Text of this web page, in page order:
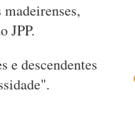
JPP.
e descendentes